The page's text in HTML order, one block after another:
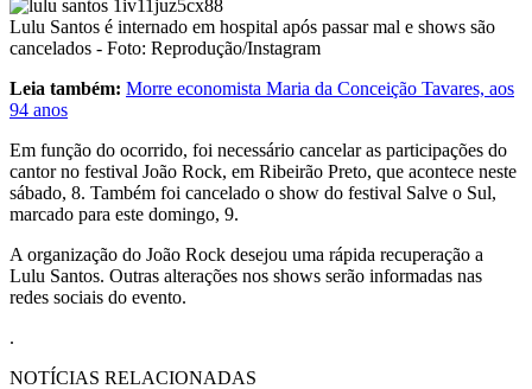
Lulu Santos é internado em hospital após passar mal e shows são
cancelados - Foto: Reprodução/Instagram
Leia também: Morre economista Maria da Conceição Tavares, aos
94 anos
Em função do ocorrido, foi necessário cancelar as participações do
cantor no festival João Rock, em Ribeirão Preto, que acontece neste
sábado, 8. Também foi cancelado o show do festival Salve o Sul,
marcado para este domingo, 9.
A organização do João Rock desejou uma rápida recuperação a
Lulu Santos. Outras alterações nos shows serão informadas nas
redes sociais do evento.
.
NOTÍCIAS RELACIONADAS